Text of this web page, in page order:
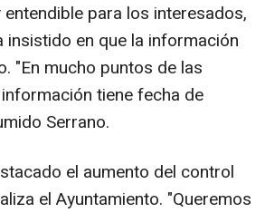
para los interesados,
en que la información
"En mucho puntos de las
tiene fecha de
Serrano.
el aumento del control
el Ayuntamiento. "Queremos